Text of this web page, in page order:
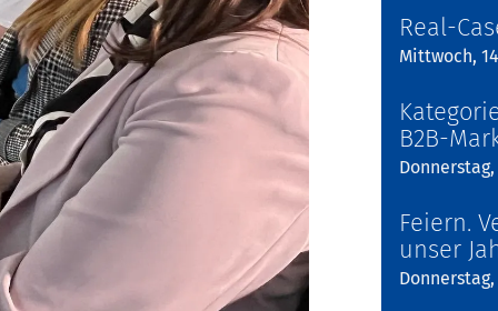
Real-
Mittwoch,
B2B-
Feiern.
unser